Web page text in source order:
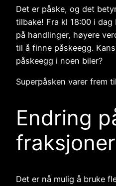
Det er påske, og det
tilbake! Fra kl 18:00 i
på handlinger, høyere
til å finne påskeegg.
påskeegg i noen biler?
Superpåsken varer frem
Endring
fraksjoner
Det er nå mulig å bruke